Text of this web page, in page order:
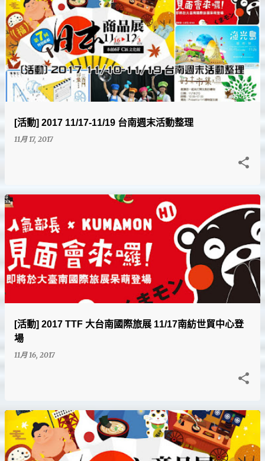
[活動] 2017 11/17-11/19 台南週末活動整理
11月 17, 2017
[活動] 2017 TTF 大台南國際旅展 11/17南紡世貿中心登
場
11月 16, 2017